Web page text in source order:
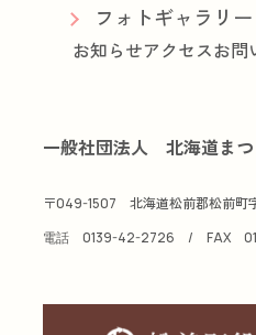
一般社団法人 北海道ま
〒049-1507 北海道松前郡松前町
電話 0139-42-2726 / FAX
フォトギャラリー
お知らせアクセスお問